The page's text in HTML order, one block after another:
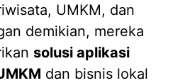
UMKM, dan
demikian, mereka
solusi aplikasi
dan bisnis lokal